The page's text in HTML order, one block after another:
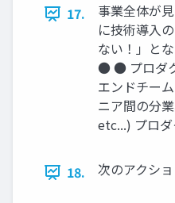
17.
事業全体が
に技術導入
ない！」と
● ● プロダ
エンドチー
ニア間の分
etc...) プロ
18. 次のアクシ